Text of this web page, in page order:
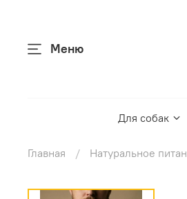
Меню
Для собак
Главная Натуральное